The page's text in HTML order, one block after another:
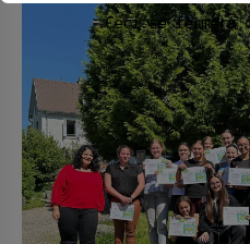
Ceci se fermera